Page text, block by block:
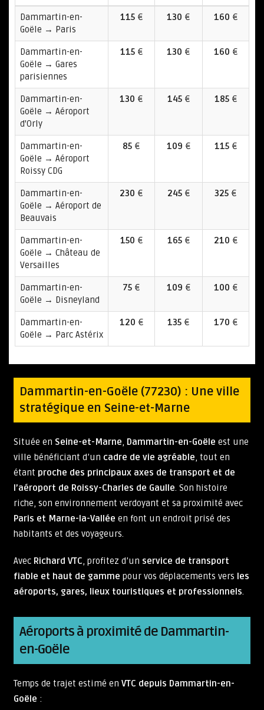
Dammartin-en-
Goële → Paris
115€ 130 € 160 €
Dammartin-en-
Goële → Gares
parisiennes
115€ 130 € 160 €
Dammartin-en-
Goële → Aéroport
d'Orly
130 € 145€ 185€
Dammartin-en-
Goële → Aéroport
Roissy CDG
85 € 109 € 115€
Dammartin-en-
Goële → Aéroport de
Beauvais
230 € 245€ 325 €
Dammartin-en-
Goële → Château de
Versailles
150 € 165€ 210 €
Dammartin-en-
Goële → Disneyland
75 € 109 € 100 €
Dammartin-en-
Goële → Parc Astérix
120 € 135 € 170 €
Dammartin-en-Goële (77230) : Une ville
stratégique en Seine-et-Marne
Située en Seine-et-Marne, Dammartin-en-Goële est une
ville bénéficiant d’un cadre de vie agréable, tout en
étant proche des principaux axes de transport et de
l’aéroport de Roissy-Charles de Gaulle. Son histoire
riche, son environnement verdoyant et sa proximité avec
Paris et Marne-la-Vallée en font un endroit prisé des
habitants et des voyageurs.
Avec Richard VTC, profitez d’un service de transport
fiable et haut de gamme pour vos déplacements vers les
aéroports, gares, lieux touristiques et professionnels.
Aéroports à proximité de Dammartin-
en-Goële
Temps de trajet estimé en VTC depuis Dammartin-en-
Goële :